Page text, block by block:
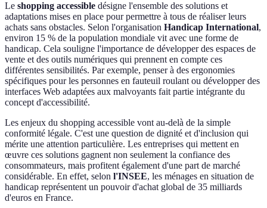
Le shopping accessible désigne l'ensemble des solutions et
adaptations mises en place pour permettre à tous de réaliser leurs
achats sans obstacles. Selon l'organisation Handicap International,
environ 15 % de la population mondiale vit avec une forme de
handicap. Cela souligne l'importance de développer des espaces de
vente et des outils numériques qui prennent en compte ces
différentes sensibilités. Par exemple, penser à des ergonomies
spécifiques pour les personnes en fauteuil roulant ou développer des
interfaces Web adaptées aux malvoyants fait partie intégrante du
concept d'accessibilité.
Les enjeux du shopping accessible vont au-delà de la simple
conformité légale. C'est une question de dignité et d'inclusion qui
mérite une attention particulière. Les entreprises qui mettent en
œuvre ces solutions gagnent non seulement la confiance des
consommateurs, mais profitent également d'une part de marché
considérable. En effet, selon l'INSEE, les ménages en situation de
handicap représentent un pouvoir d'achat global de 35 milliards
d'euros en France.